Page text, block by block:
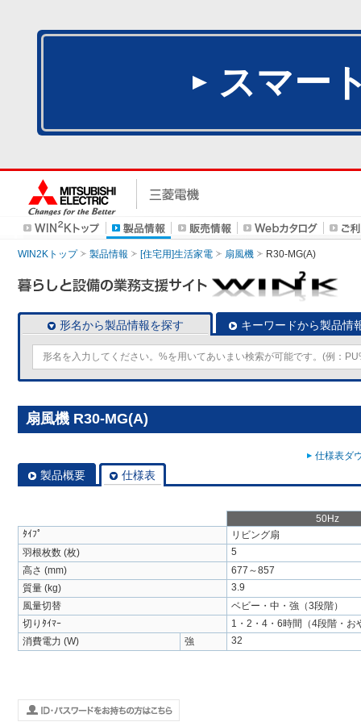
スマー
WIN2Kトップ 製品情報 [住宅用]生活家電 扇風機 R30-MG(A)
形名から製品情報を探す キーワードから製品情
扇風機 R30-MG(A)
仕様表ダ
製品概要 仕様表
50Hz
ﾀｲﾌﾟ
リビング扇
羽根枚数 (枚)
5
高さ (mm)
677～857
質量 (kg)
3.9
風量切替
ベビー・中・強（3段階）
切りﾀｲﾏｰ
1・2・4・6時間（4段階・お
消費電力 (W)
強 32